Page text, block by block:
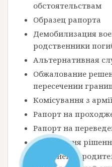
обстоятельствам
Образец рапорта
Демобилизация
родственники
Альтернативная
Обжалование
пересечении
Комісування з армії
Рапорт на
Рапорт на
Оскарження
Увольнение